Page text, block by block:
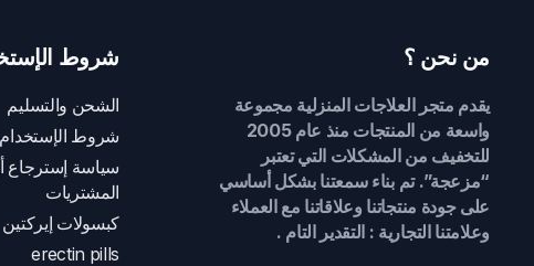
من نحن ؟
يقدم متجر العلاجات المنزلية مجموعة
واسعة من المنتجات منذ عام 2005
للتخفيف من المشكلات التي تعتبر
“مزعجة”. تم بناء سمعتنا بشكل أساسي
على جودة منتجاتنا وعلاقاتنا مع العملاء
وعلامتنا التجارية : التقدير التام .
شروط
الشحن والتسليم
شروط الإستخدام
سياسة إسترجاع
المشتريات
كبسولات إيركتين
erectin pills